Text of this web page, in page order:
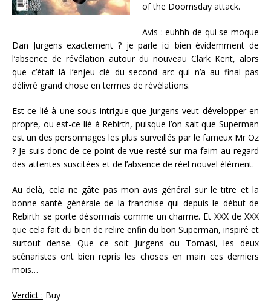
of the Doomsday attack.
Avis : euhhh de qui se moque
Dan Jurgens exactement ? je parle ici bien évidemment de
l’absence de révélation autour du nouveau Clark Kent, alors
que c’était là l’enjeu clé du second arc qui n’a au final pas
délivré grand chose en termes de révélations.
Est-ce lié à une sous intrigue que Jurgens veut développer en
propre, ou est-ce lié à Rebirth, puisque l’on sait que Superman
est un des personnages les plus surveillés par le fameux Mr Oz
? Je suis donc de ce point de vue resté sur ma faim au regard
des attentes suscitées et de l’absence de réel nouvel élément.
Au delà, cela ne gâte pas mon avis général sur le titre et la
bonne santé générale de la franchise qui depuis le début de
Rebirth se porte désormais comme un charme. Et XXX de XXX
que cela fait du bien de relire enfin du bon Superman, inspiré et
surtout dense. Que ce soit Jurgens ou Tomasi, les deux
scénaristes ont bien repris les choses en main ces derniers
mois…
Verdict : Buy